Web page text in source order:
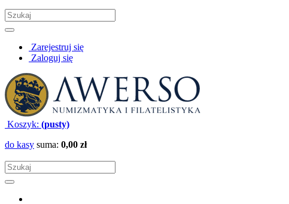
Zarejestruj się
Zaloguj się
Koszyk: (pusty)
do kasy suma: 0,00 zł